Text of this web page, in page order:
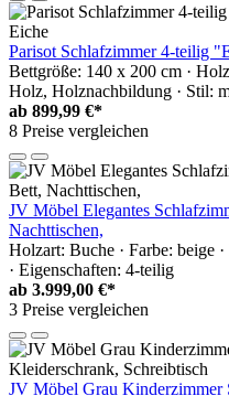
Parisot Schlafzimmer 4-teilig
Bettgröße: 140 x 200 cm ·
Holz, Holznachbildung · Stil:
ab 899,99 €*
8 Preise vergleichen
JV Möbel Elegantes
Nachttischen,
Holzart: Buche · Farbe: beige
· Eigenschaften: 4-teilig
ab 3.999,00 €*
3 Preise vergleichen
JV Möbel Grau Kinderzimmer